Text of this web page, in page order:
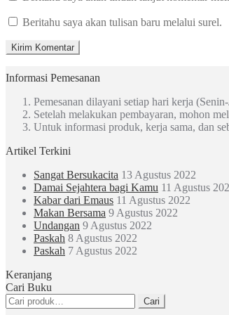
Beritahu saya akan tulisan baru melalui surel.
Informasi Pemesanan
Pemesanan dilayani setiap hari kerja
Setelah melakukan pembayaran, mohon
Untuk informasi produk, kerja sama, dan
Artikel Terkini
Sangat Bersukacita 13 Agustus 2022
Damai Sejahtera bagi Kamu 11 Agustus
Kabar dari Emaus 11 Agustus 2022
Makan Bersama 9 Agustus 2022
Undangan 9 Agustus 2022
Paskah 8 Agustus 2022
Paskah 7 Agustus 2022
Keranjang
Cari Buku
Pencarian
untuk:
Cari